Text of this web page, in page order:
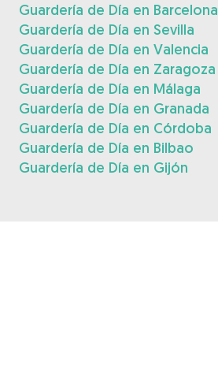
Guardería de Día en Barcelona
Guardería de Día en Sevilla
Guardería de Día en Valencia
Guardería de Día en Zaragoza
Guardería de Día en Málaga
Guardería de Día en Granada
Guardería de Día en Córdoba
Guardería de Día en Bilbao
Guardería de Día en Gijón